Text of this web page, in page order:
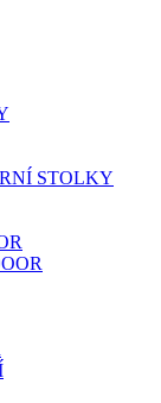
STOLKY